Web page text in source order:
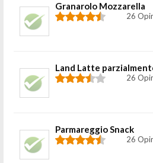
Granarolo Mozzarella
26
Land Latte
26
Parmareggio Snack
26